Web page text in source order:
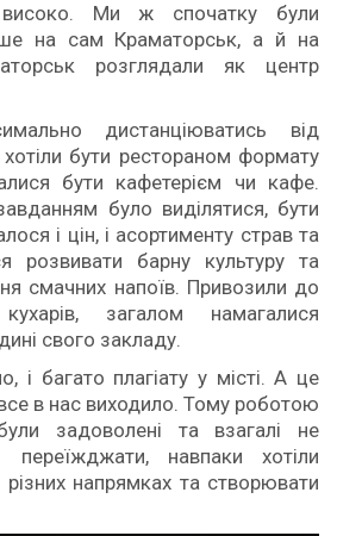
Ми ж спочатку були
на сам Краматорськ, а й на
розглядали як центр
дистанціюватись від
бути рестораном формату
бути кафетерієм чи кафе.
було виділятися, бути
і цін, і асортименту страв та
розвивати барну культуру та
смачних напоїв. Привозили до
загалом намагалися
свого закладу.
і багато плагіату у місті. А це
в нас виходило. Тому роботою
задоволені та взагалі не
переїжджати, навпаки хотіли
напрямках та створювати